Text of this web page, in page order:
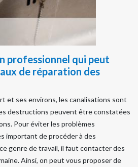
professionnel qui peut
de réparation des
et ses environs, les canalisations sont
destructions peuvent être constatées
Pour éviter les problèmes
important de procéder à des
genre de travail, il faut contacter des
Ainsi, on peut vous proposer de